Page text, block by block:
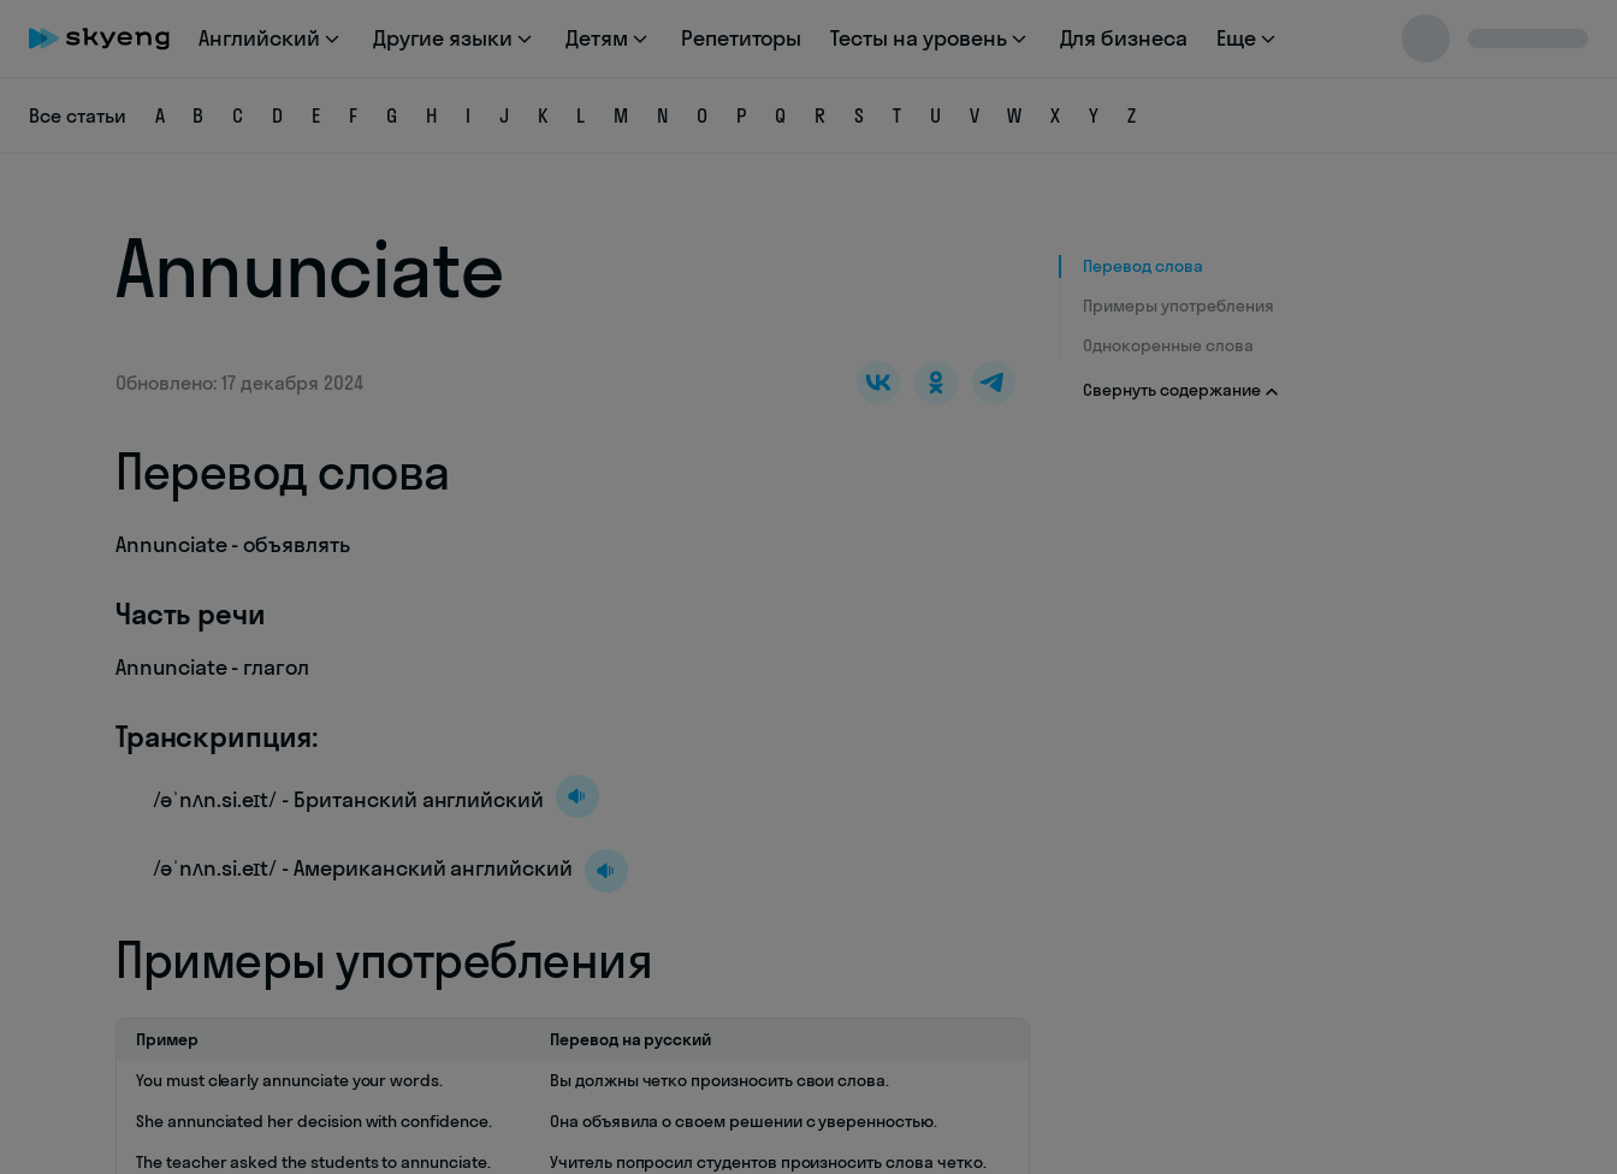
Английский Другие языки Детям Репетиторы Тесты на уровень Для бизнеса Еще
Все статьи A B C D E F G H I J K L M N O P Q R S T U V W X Y Z
Annunciate
Обновлено: 17 декабря 2024
Перевод слова
Annunciate - объявлять
Часть речи
Annunciate - глагол
Транскрипция:
/əˈnʌn.si.eɪt/ - Британский английский
/əˈnʌn.si.eɪt/ - Американский английский
Примеры употребления
Пример
Перевод на русский
You must clearly annunciate your words.
Вы должны четко произносить свои слова.
She annunciated her decision with confidence.
Она объявила о своем решении с уверенностью.
The teacher asked the students to annunciate.
Учитель попросил студентов произносить слова четко.
Перевод слова
Примеры употребления
Однокоренные слова
Свернуть содержание